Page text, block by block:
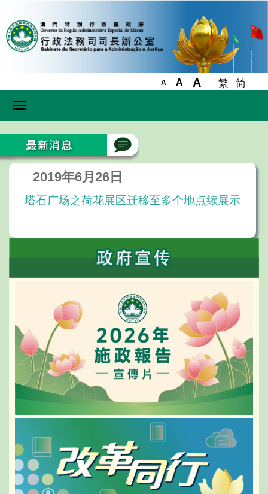
A A A 繁 简
Toggle
2019年6月26日
塔石广场之荷花展区迁移至多个地点续展示